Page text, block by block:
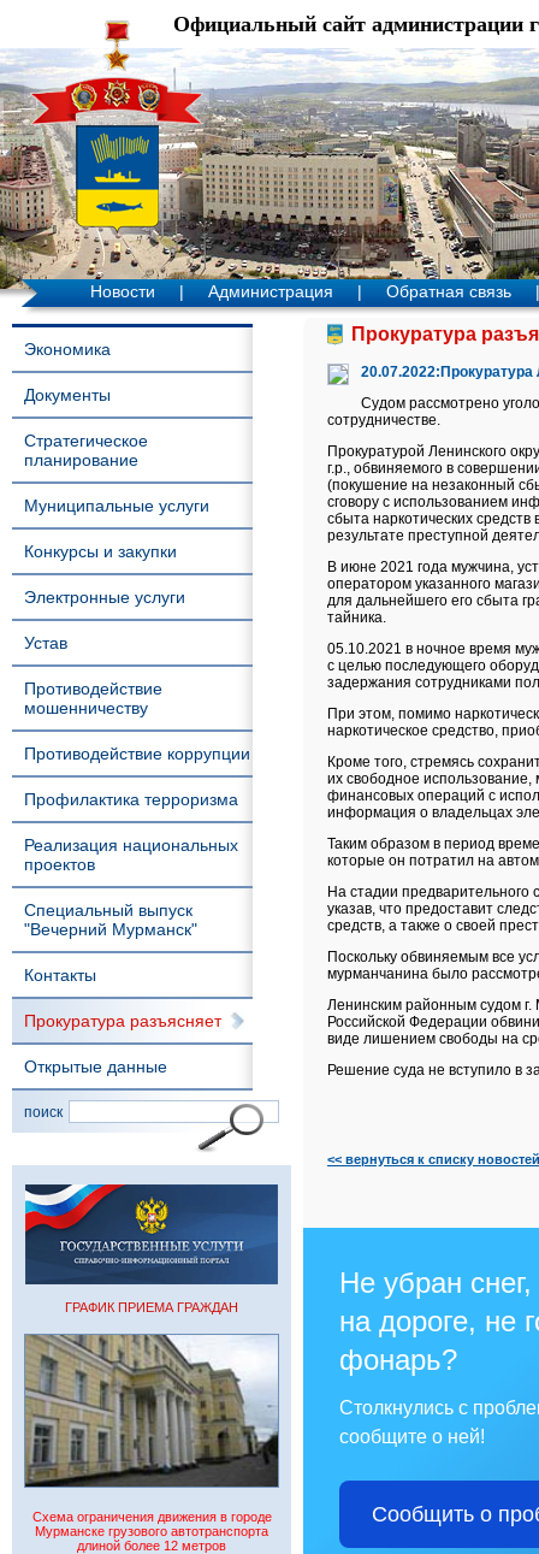
Официальный сайт администрации
Новости | Администрация | Обратная связь |
Экономика
Документы
Стратегическое
планирование
Муниципальные услуги
Конкурсы и закупки
Электронные услуги
Устав
Противодействие
мошенничеству
Противодействие коррупции
Профилактика терроризма
Реализация национальных
проектов
Специальный выпуск
"Вечерний Мурманск"
Контакты
Прокуратура разъясняет
Открытые данные
поиск
ГРАФИК ПРИЕМА ГРАЖДАН
Схема ограничения движения в городе
Мурманске грузового автотранспорта
длиной более 12 метров
Прокуратура
20.07.2022:Прокуратура
Судом рассмотрено
сотрудничестве.
Прокуратурой Ленинского
г.р., обвиняемого в
(покушение на незаконный
сговору с использованием
сбыта наркотических
результате преступной
В июне 2021 года мужчина,
оператором указанного
для дальнейшего его сбыта
тайника.
05.10.2021 в ночное время
с целью последующего
задержания сотрудниками
При этом, помимо
наркотическое средство,
Кроме того, стремясь
их свободное
финансовых операций с
информация о владельцах
Таким образом в период
которые он потратил на
На стадии предварительного
указав, что предоставит
средств, а также о своей
Поскольку обвиняемым все
мурманчанина было
Ленинским районным судом г.
Российской Федерации
виде лишением свободы на
Решение суда не вступило в
<< вернуться к списку новостей
Не убран
на дороге, не
фонарь?
Столкнулись с
сообщите о ней!
Сообщить о